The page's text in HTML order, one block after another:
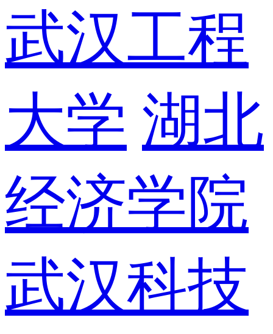
武汉工程
大学 湖北
经济学院
武汉科技